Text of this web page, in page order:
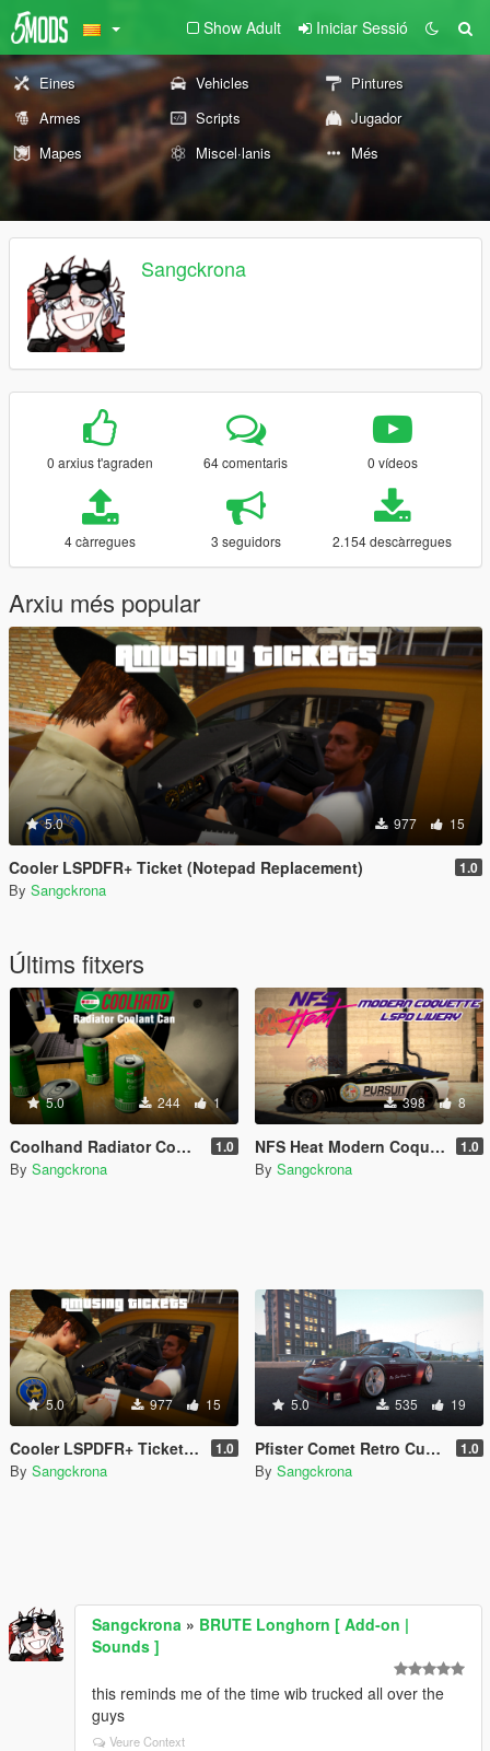
Show Adult Iniciar Sessió
Eines Vehicles
Pintures
Armes
Scripts
Jugador
Mapes
Miscel·lanis Més
Sangckrona
0 arxius t'agraden 64 comentaris 0 vídeos
4 càrregues 3 seguidors 2.154 descàrregues
Arxiu més popular
5.0 977 15
Cooler LSPDFR+ Ticket (Notepad Replacement) 1.0
By Sangckrona
Últims fitxers
5.0 244 1
Coolhand Radiator Coolant Can 1.0
By Sangckrona
398 8
NFS Heat Modern Coquette LSPD Livery 1.0
By Sangckrona
5.0 977 15
Cooler LSPDFR+ Ticket (Notepad Replacement) 1.0
By Sangckrona
5.0 535 19
Pfister Comet Retro Custom "Nakamura Special" Livery 1.0
By Sangckrona
Sangckrona » BRUTE Longhorn [ Add-on |
Sounds ]
this reminds me of the time wib trucked all over the
guys
Veure Context